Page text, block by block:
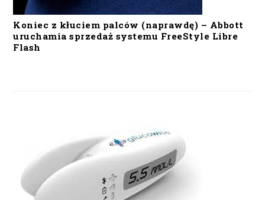
Koniec z kłuciem palców (naprawdę) – Abbott
uruchamia sprzedaż systemu FreeStyle Libre
Flash